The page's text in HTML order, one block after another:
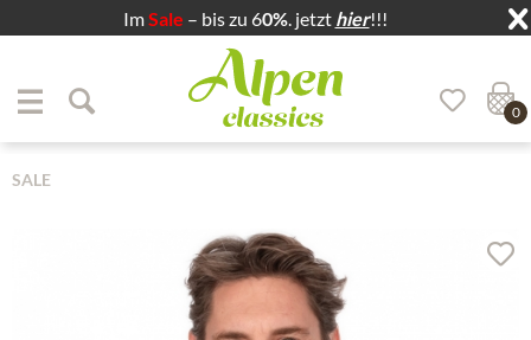
ImSale – bis zu 60%. jetzt hier!!!
Zum Hauptbereich springen
0
SALE